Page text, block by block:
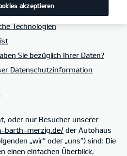
Technologien
Sie bezüglich Ihrer Daten?
Datenschutzinformation
oder nur Besucher unserer
barth-merzig.de/ der Autohaus
„wir“ oder „uns“) sind: Die
einen einfachen Überblick,
akzeptieren